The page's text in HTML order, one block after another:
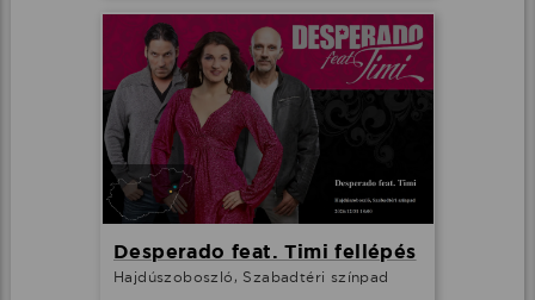
Desperado feat. Timi fellépés
Hajdúszoboszló, Szabadtéri színpad